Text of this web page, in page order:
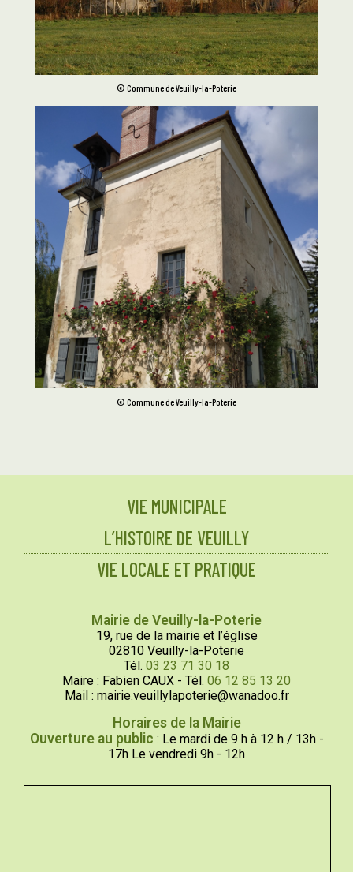
© Commune de Veuilly-la-Poterie
© Commune de Veuilly-la-Poterie
VIE MUNICIPALE
L’HISTOIRE DE VEUILLY
VIE LOCALE ET PRATIQUE
Mairie de Veuilly-la-Poterie
19, rue de la mairie et l’église
02810 Veuilly-la-Poterie
Tél. 03 23 71 30 18
Maire : Fabien CAUX - Tél. 06 12 85 13 20
Mail : mairie.veuillylapoterie@wanadoo.fr
Horaires de la Mairie
Ouverture au public : Le mardi de 9 h à 12 h / 13h -
17h Le vendredi 9h - 12h